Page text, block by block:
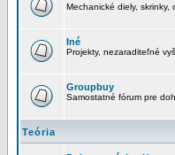
Mechanické diely, skrinky,
Iné
Projekty, nezaraditeľné
Groupbuy
Samostatné fórum pre
Teória